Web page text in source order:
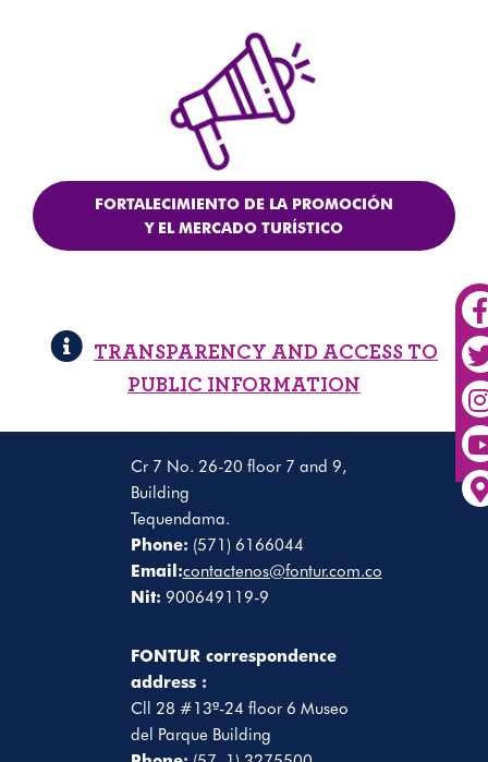
FORTALECIMIENTO DE LA PROMOCIÓN
Y EL MERCADO TURÍSTICO
TRANSPARENCY AND ACCESS TO
PUBLIC INFORMATION
Cr 7 No. 26-20 floor 7 and 9,
Building
Tequendama.
Phone: (571) 6166044
Email:contactenos@fontur.com.co
Nit: 900649119-9
FONTUR correspondence
address :
Cll 28 #13ª-24 floor 6 Museo
del Parque Building